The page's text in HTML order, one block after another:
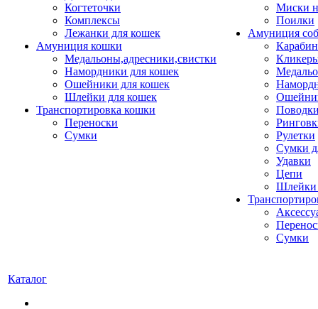
Когтеточки
Комплексы
Лежанки для кошек
Амуниция кошки
Медальоны,адресники,свистки
Намордники для кошек
Ошейники для кошек
Шлейки для кошек
Транспортировка кошки
Переноски
Сумки
Миски
Поилки
Амуниция
Рулетки
Сумки
Удавки
Цепи
Шлейки
Сумки
Каталог